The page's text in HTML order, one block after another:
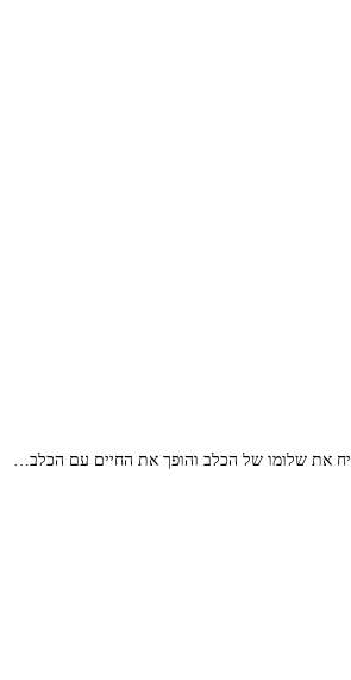
את שלומו של הכלב והופך את החיים עם הכלב…